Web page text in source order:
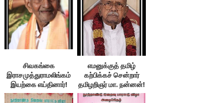
சிவகங்கை
இராசமுத்துராமலிங்கம்
இயற்கை எய்தினார்!
எமனுக்குத் தமிழ்
கற்பிக்கச் சென்றார்
தமிழறிஞர் மா. நன்னன்!